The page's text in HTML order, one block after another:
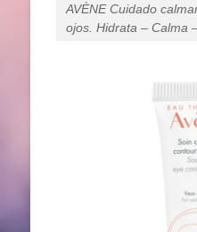
AVÈNE Cuidado
ojos. Hidrata – Calma